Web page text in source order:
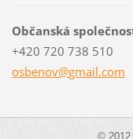
Občanská
+420 720 738 510
osbenov@gmail.com
© 2012